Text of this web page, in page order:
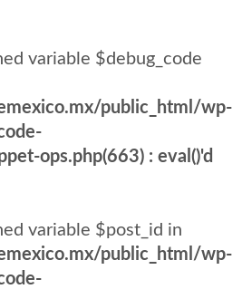
variable $debug_code
public_html/wp-
ops.php(663) : eval()'d
variable $post_id in
public_html/wp-